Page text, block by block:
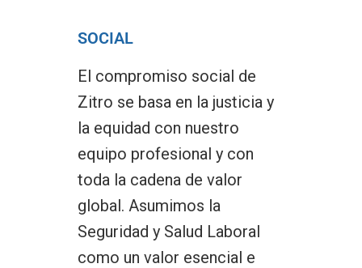
SOCIAL
El compromiso social de
Zitro se basa en la justicia y
la equidad con nuestro
equipo profesional y con
toda la cadena de valor
global. Asumimos la
Seguridad y Salud Laboral
como un valor esencial e